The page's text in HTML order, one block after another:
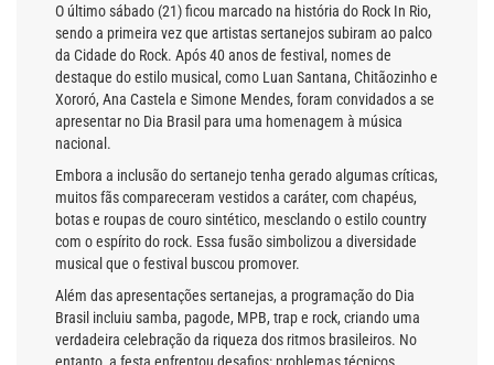
O último sábado (21) ficou marcado na história do Rock In Rio,
sendo a primeira vez que artistas sertanejos subiram ao palco
da Cidade do Rock. Após 40 anos de festival, nomes de
destaque do estilo musical, como Luan Santana, Chitãozinho e
Xororó, Ana Castela e Simone Mendes, foram convidados a se
apresentar no Dia Brasil para uma homenagem à música
nacional.
Embora a inclusão do sertanejo tenha gerado algumas críticas,
muitos fãs compareceram vestidos a caráter, com chapéus,
botas e roupas de couro sintético, mesclando o estilo country
com o espírito do rock. Essa fusão simbolizou a diversidade
musical que o festival buscou promover.
Além das apresentações sertanejas, a programação do Dia
Brasil incluiu samba, pagode, MPB, trap e rock, criando uma
verdadeira celebração da riqueza dos ritmos brasileiros. No